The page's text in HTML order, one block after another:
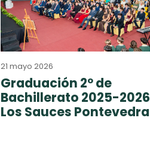
21 mayo 2026
Graduación 2º de
Bachillerato 2025-2026
Los Sauces Pontevedra